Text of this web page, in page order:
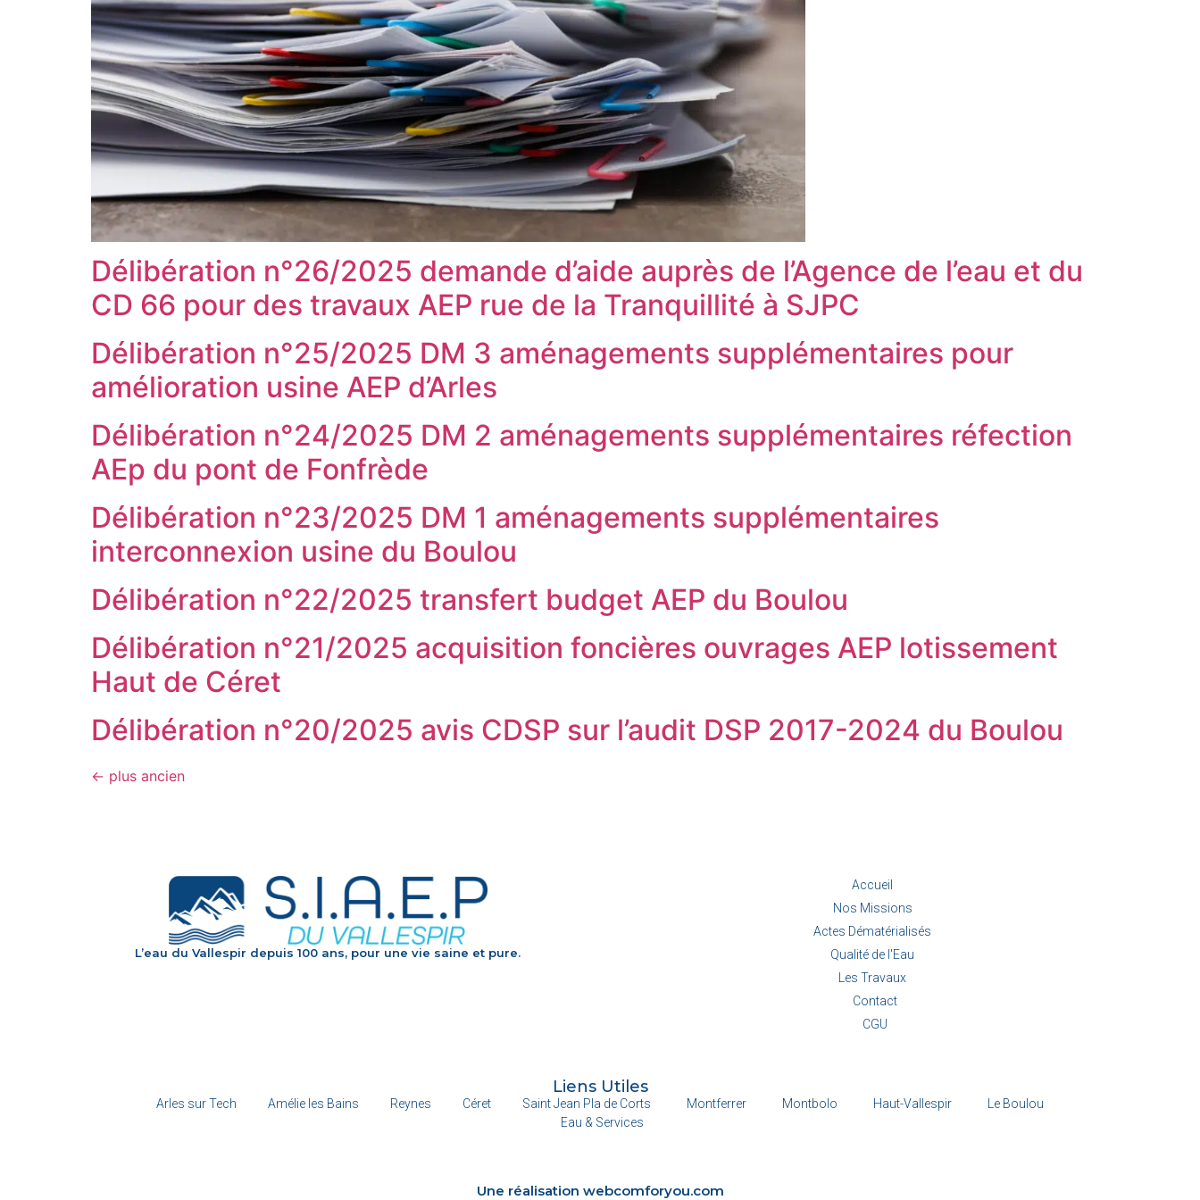
Délibération n°26/2025 demande d’aide auprès de l’Agence de l’eau et du
CD 66 pour des travaux AEP rue de la Tranquillité à SJPC
Délibération n°25/2025 DM 3 aménagements supplémentaires pour
amélioration usine AEP d’Arles
Délibération n°24/2025 DM 2 aménagements supplémentaires réfection
AEp du pont de Fonfrède
Délibération n°23/2025 DM 1 aménagements supplémentaires
interconnexion usine du Boulou
Délibération n°22/2025 transfert budget AEP du Boulou
Délibération n°21/2025 acquisition foncières ouvrages AEP lotissement
Haut de Céret
Délibération n°20/2025 avis CDSP sur l’audit DSP 2017-2024 du Boulou
← plus ancien
L’eau du Vallespir depuis 100 ans, pour une vie saine et pure.
Accueil
Nos Missions
Actes Dématérialisés
Qualité de l'Eau
Les Travaux
Contact
CGU
Liens Utiles
Arles sur Tech Amélie les Bains Reynes Céret Saint Jean Pla de Corts Montferrer Montbolo Haut-Vallespir
Le Boulou
Eau & Services
Une réalisation webcomforyou.com